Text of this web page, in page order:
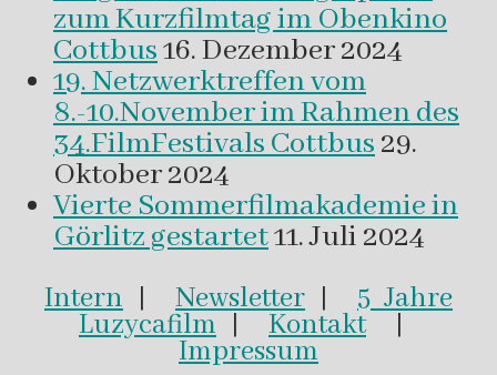
zum Kurzfilmtag im Obenkino
Cottbus16. Dezember 2024
19. Netzwerktreffen vom
8.-10.November im Rahmen des
34.FilmFestivals Cottbus29.
Oktober 2024
Vierte Sommerfilmakademie in
Görlitz gestartet11. Juli 2024
Intern | Newsletter | 5 Jahre
Luzycafilm | Kontakt|
Impressum